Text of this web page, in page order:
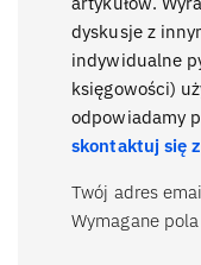
dyskusje z
indywidualne
księgowości)
odpowiadamy
skontaktuj się
Twój adres
Wymagane